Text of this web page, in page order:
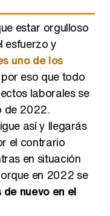
estar orgulloso
esfuerzo y
uno de los
eso que todo
laborales se
de 2022.
así y llegarás
el contrario
en situación
en 2022 se
nuevo en el